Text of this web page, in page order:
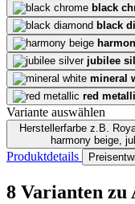
black
black
jubilee
mineral
red
Variante auswählen
Herstellerfarbe
harmony beige,
Produktdetails
8 Varianten zu